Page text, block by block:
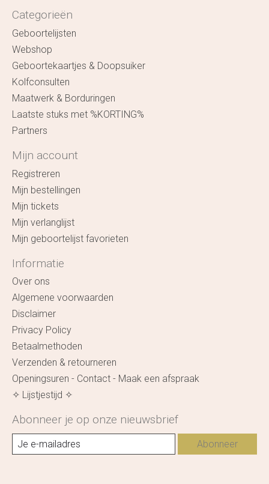
Categorieën
Geboortelijsten
Webshop
Geboortekaartjes & Doopsuiker
Kolfconsulten
Maatwerk & Borduringen
Laatste stuks met %KORTING%
Partners
Mijn account
Registreren
Mijn bestellingen
Mijn tickets
Mijn verlanglijst
Mijn geboortelijst favorieten
Informatie
Over ons
Algemene voorwaarden
Disclaimer
Privacy Policy
Betaalmethoden
Verzenden & retourneren
Openingsuren - Contact - Maak een afspraak
✧ Lijstjestijd ✧
Abonneer je op onze nieuwsbrief
Abonneer